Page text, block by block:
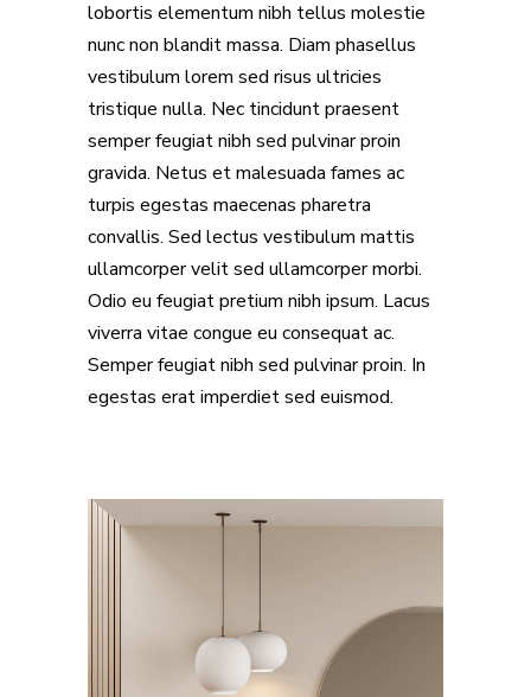
lobortis elementum nibh tellus molestie
nunc non blandit massa. Diam phasellus
vestibulum lorem sed risus ultricies
tristique nulla. Nec tincidunt praesent
semper feugiat nibh sed pulvinar proin
gravida. Netus et malesuada fames ac
turpis egestas maecenas pharetra
convallis. Sed lectus vestibulum mattis
ullamcorper velit sed ullamcorper morbi.
Odio eu feugiat pretium nibh ipsum. Lacus
viverra vitae congue eu consequat ac.
Semper feugiat nibh sed pulvinar proin. In
egestas erat imperdiet sed euismod.